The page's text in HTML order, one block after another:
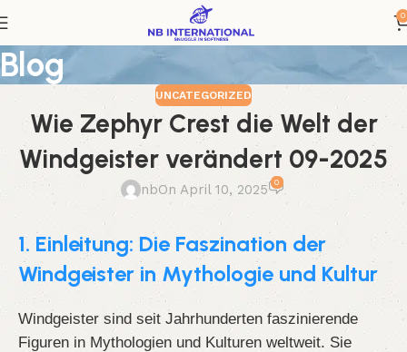
0
Blog
UNCATEGORIZED
Wie Zephyr Crest die Welt der
Windgeister verändert 09-2025
nbOn April 10, 2025 0
1. Einleitung: Die Faszination der
Windgeister in Mythologie und Kultur
Windgeister sind seit Jahrhunderten faszinierende
Figuren in Mythologien und Kulturen weltweit. Sie